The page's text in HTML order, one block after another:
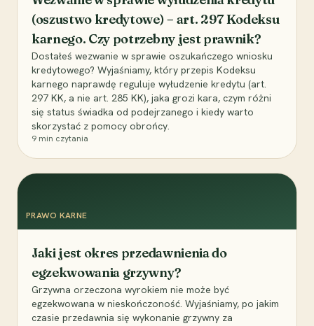
(oszustwo kredytowe) – art. 297 Kodeksu
karnego. Czy potrzebny jest prawnik?
Dostałeś wezwanie w sprawie oszukańczego wniosku
kredytowego? Wyjaśniamy, który przepis Kodeksu
karnego naprawdę reguluje wyłudzenie kredytu (art.
297 KK, a nie art. 285 KK), jaka grozi kara, czym różni
się status świadka od podejrzanego i kiedy warto
skorzystać z pomocy obrońcy.
9 min czytania
PRAWO KARNE
Jaki jest okres przedawnienia do
egzekwowania grzywny?
Grzywna orzeczona wyrokiem nie może być
egzekwowana w nieskończoność. Wyjaśniamy, po jakim
czasie przedawnia się wykonanie grzywny za